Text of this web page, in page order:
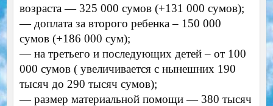
возраста — 325 000 сумов (+131 000 сумов);
— доплата за второго ребенка – 150 000
сумов (+186 000 сум);
— на третьего и последующих детей – от 100
000 сумов ( увеличивается с нынешних 190
тысяч до 290 тысяч сумов);
— размер материальной помощи — 380 тысяч